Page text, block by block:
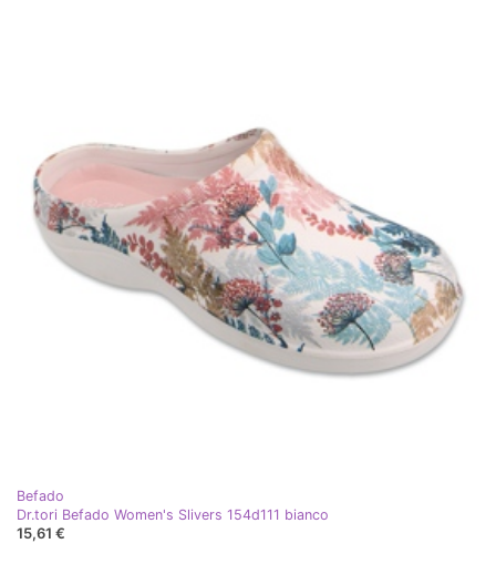
Befado
Dr.tori Befado Women's Slivers 154d111 bianco
15,61 €